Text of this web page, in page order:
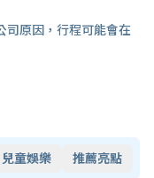
司原因，行程可能會在
兒童娛樂 推薦亮點